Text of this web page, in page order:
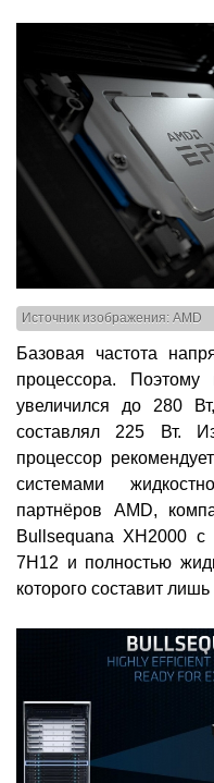
Источник изображения: AMD
Базовая частота
процессора.
увеличился до 280
составлял 225 Вт.
процессор
системами
партнёров AMD,
Bullsequana XH2000
7H12 и полностью
которого составит лишь